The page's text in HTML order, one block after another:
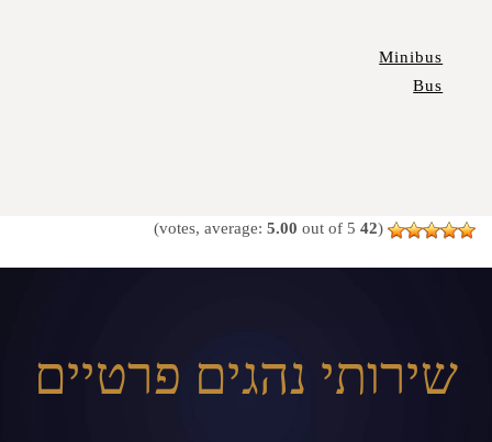
Minibus
Bus
(
42
5.00 out of 5)
שירותי נהגים פרטיים